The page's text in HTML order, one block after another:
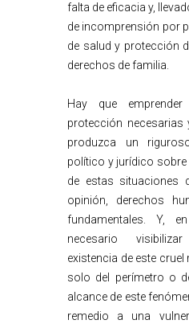
falta de eficacia y,
de incomprensión por
de salud y protección
derechos de familia.
Hay que
protección necesarias
produzca un
político y jurídico
de estas situaciones
opinión, derechos
fundamentales. Y,
necesario
existencia de este
solo del perímetro o
alcance de este
remedio a una